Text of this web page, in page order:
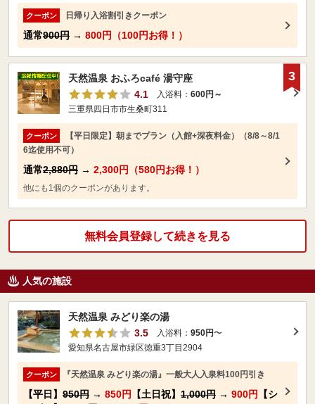
クーポン 日帰り入浴割引きクーポン
通常900円 → 800円（100円お得！）
天然温泉 おふろcafé 湯守座
4.1
入浴料： 600円～
三重県四日市市生桑町311
クーポン
【平日限定】朝までプラン（入館+深夜料金）（8/8～8/1
6迄使用不可）
通常2,880円 → 2,300円（580円お得！）
他にも1個のクーポンがあります。
3
無料会員登録して続きを見る
人気の施設
天然温泉 みどり楽の湯
3.5
入浴料： 950円〜
愛知県名古屋市緑区徳重3丁目2904
クーポン 『天然温泉 みどり楽の湯』一般大人入泉料100円引き
【平日】 950円 → 850円 【土日祝】 1,000円 → 900円
【シ